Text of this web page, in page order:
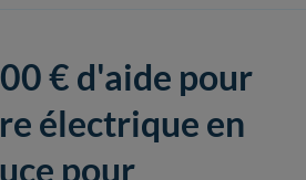
€ d'aide pour
électrique en
pour